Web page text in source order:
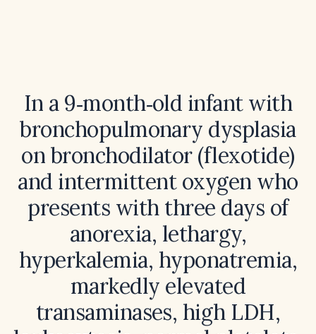
In a 9‑month‑old infant with
bronchopulmonary dysplasia
on bronchodilator (flexotide)
and intermittent oxygen who
presents with three days of
anorexia, lethargy,
hyperkalemia, hyponatremia,
markedly elevated
transaminases, high LDH,